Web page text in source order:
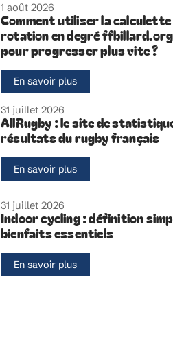
1 août 2026
Comment utiliser la calculette
rotation en degré ffbillard.org
pour progresser plus vite ?
En savoir plus
31 juillet 2026
AllRugby : le site de
résultats du rugby français
En savoir plus
31 juillet 2026
Indoor cycling : définition
bienfaits essentiels
En savoir plus